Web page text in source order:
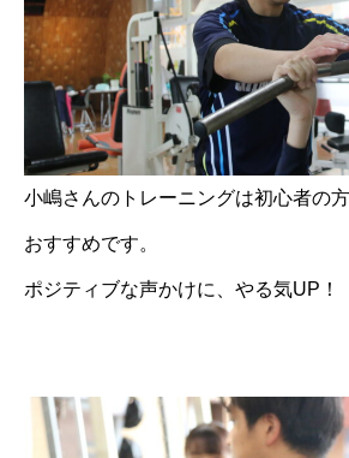
小嶋さんのトレーニングは初心者の
おすすめです。
ポジティブな声かけに、やる気UP！